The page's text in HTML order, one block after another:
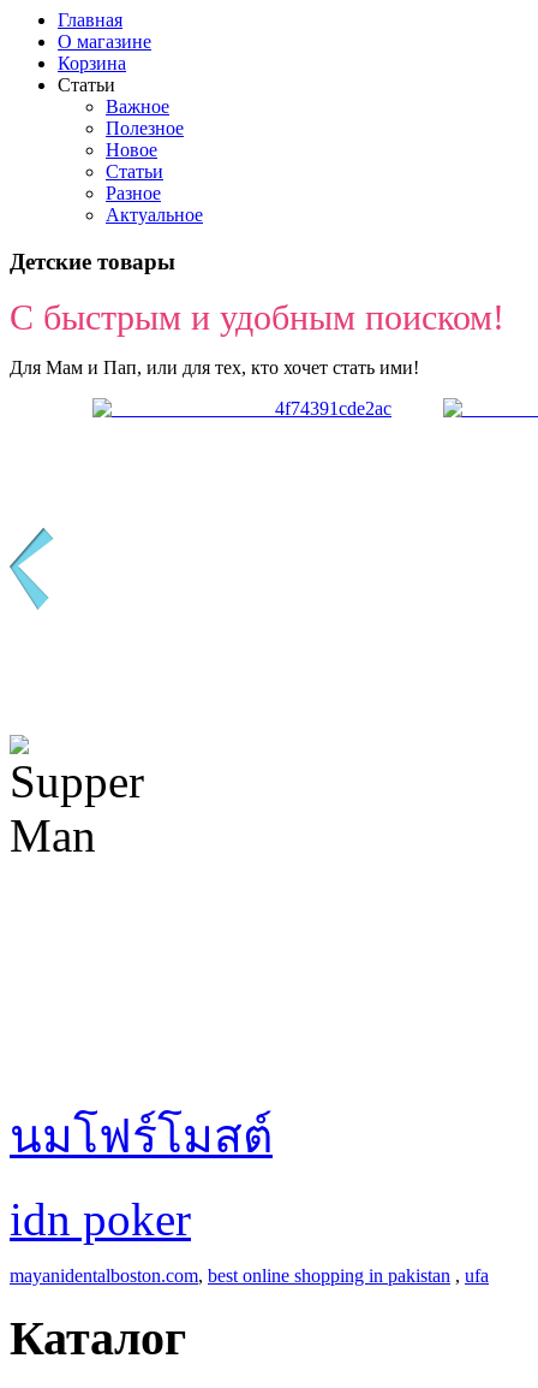
Главная
О магазине
Корзина
Статьи
Важное
Полезное
Новое
Статьи
Разное
Актуальное
Детские товары
С быстрым и удобным поиском!
Для Мам и Пап, или для тех, кто хочет стать ими!
นมโฟร์โมสต์
idn poker
mayanidentalboston.com, best online shopping in pakistan , ufa
Каталог